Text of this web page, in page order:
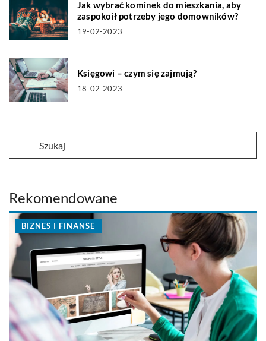
Jak wybrać kominek do mieszkania, aby
zaspokoił potrzeby jego domowników?
19-02-2023
Księgowi – czym się zajmują?
18-02-2023
Rekomendowane
BIZNES I FINANSE